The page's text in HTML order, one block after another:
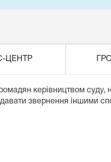
ЦЕНТР
керівництвом
звернення іншими